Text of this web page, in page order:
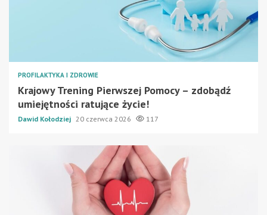
PROFILAKTYKA I ZDROWIE
Krajowy Trening Pierwszej Pomocy – zdobądź
umiejętności ratujące życie!
Dawid Kołodziej 20 czerwca 2026 117